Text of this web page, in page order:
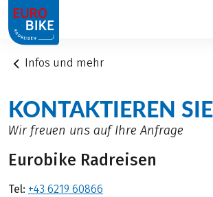
1
Infos und mehr
KONTAKTIEREN
Wir freuen uns auf Ihre Anfrage
Eurobike Radreisen
Tel: +43 6219 60866